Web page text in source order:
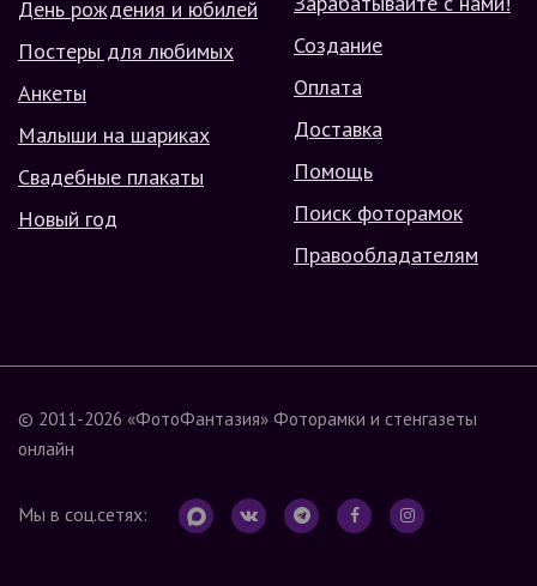
День рождения и юбилей
Постеры для любимых
Анкеты
Малыши на шариках
Свадебные плакаты
Новый год
Создание
Оплата
Доставка
Помощь
Поиск фоторамок
Правообладателям
© 2011-2026 «ФотоФантазия» Фоторамки и стенгазеты
онлайн
Мы в соц.сетях: